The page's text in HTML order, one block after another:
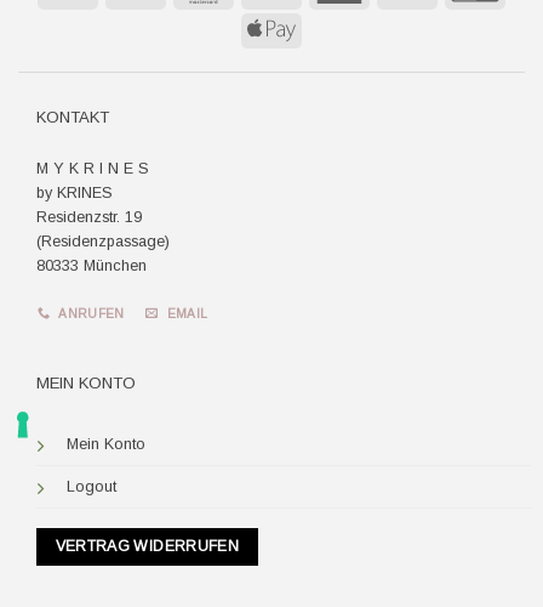
Apple
KONTAKT
M Y K R I N E S
by KRINES
Residenzstr. 19
(Residenzpassage)
80333 München
ANRUFEN EMAIL
MEIN KONTO
Mein Konto
Logout
VERTRAG WIDERRUFEN